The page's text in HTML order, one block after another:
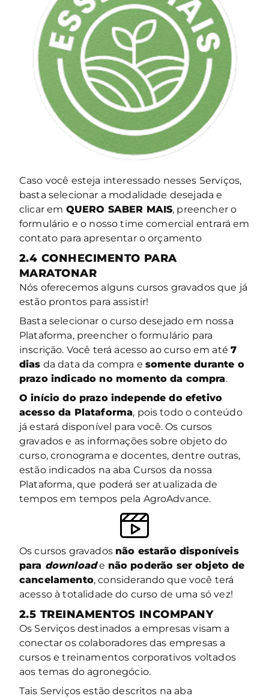
Caso você esteja interessado nesses Serviços,
basta selecionar a modalidade desejada e
clicar em QUERO SABER MAIS, preencher o
formulário e o nosso time comercial entrará em
contato para apresentar o orçamento
2.4 CONHECIMENTO PARA
MARATONAR
Nós oferecemos alguns cursos gravados que já
estão prontos para assistir!
Basta selecionar o curso desejado em nossa
Plataforma, preencher o formulário para
inscrição. Você terá acesso ao curso em até7
dias da data da compra esomente durante o
prazo indicado no momento da compra.
O início do prazo independe do efetivo
acesso da Plataforma, pois todo o conteúdo
já estará disponível para você. Os cursos
gravados e as informações sobre objeto do
curso, cronograma e docentes, dentre outras,
estão indicados na aba Cursos da nossa
Plataforma, que poderá ser atualizada de
tempos em tempos pela AgroAdvance.
Os cursos gravados não estarão disponíveis
para download e não poderão ser objeto de
cancelamento, considerando que você terá
acesso à totalidade do curso de uma só vez!
2.5 TREINAMENTOS INCOMPANY
Os Serviços destinados a empresas visam a
conectar os colaboradores das empresas a
cursos e treinamentos corporativos voltados
aos temas do agronegócio.
Tais Serviços estão descritos na aba